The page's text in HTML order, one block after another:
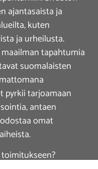
ajantasaista ja
kuten
ja urheilusta.
tapahtumia
suomalaisten
pyrkii tarjoamaan
antaen
omat